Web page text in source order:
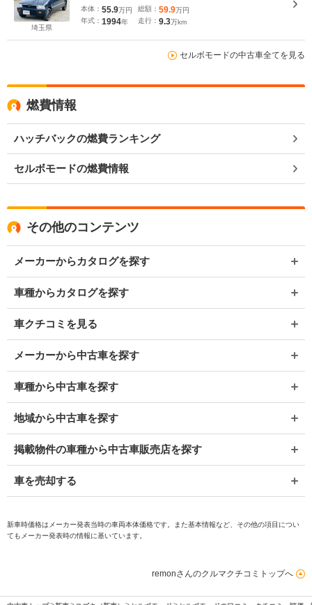
埼玉県
本体： 55.9万円
年式： 1994年
総額： 59.9万円
走行： 9.3万km
セルボモードの中古車全てを見る
燃費情報
ハッチバックの燃費ランキング
セルボモードの燃費情報
その他のコンテンツ
メーカーからカタログを探す
車種からカタログを探す
車クチコミを見る
メーカーから中古車を探す
車種から中古車を探す
地域から中古車を探す
掲載物件の車種から中古車販売店を探す
車を売却する
新車時価格はメーカー発表当時の車両本体価格です。また基本情報など、その他の項目につい
てもメーカー発表時の情報に基いています。
remonさんのクルマクチコミトップへ